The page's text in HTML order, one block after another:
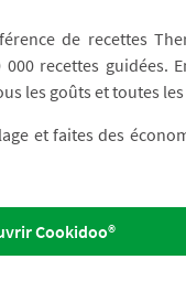
de recettes
recettes guidées.
les goûts et toutes
et faites des
Cookidoo®